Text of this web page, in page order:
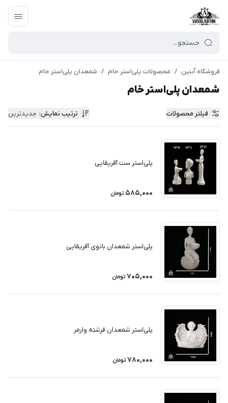
فروشگاه آبتین / محصولات پلی‌استر خام / شمعدان پلی‌استر خام
شمعدان پلی‌استر خام
فیلتر محصولات ترتیب نمایش: جدیدترین
پلی‌استر ست آفریقایی
585,000 تومان
پلی‌استر شمعدان بانوی آفریقایی
705,000 تومان
پلی‌استر شمعدان فرشته وارمر
780,000 تومان